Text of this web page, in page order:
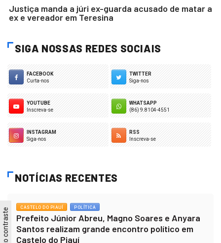
Alto contraste
Justiça manda a júri ex-guarda acusado de matar a
ex e vereador em Teresina
SIGA NOSSAS REDES SOCIAIS
FACEBOOK
Curta-nos
TWITTER
Siga-nos
YOUTUBE
Inscreva-se
WHATSAPP
(86) 9.8104-4551
INSTAGRAM
Siga-nos
RSS
Inscreva-se
NOTÍCIAS RECENTES
CASTELO DO PIAUÍ POLÍTICA
Prefeito Júnior Abreu, Magno Soares e Anyara
Santos realizam grande encontro político em
Castelo do Piauí